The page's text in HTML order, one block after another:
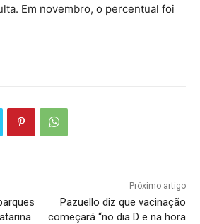
Em novembro, o percentual foi
Próximo artigo
Pazuello diz que vacinação
começará “no dia D e na hora